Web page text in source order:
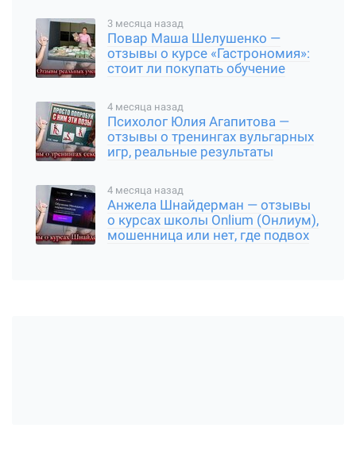
3 месяца назад
Повар Маша Шелушенко —
отзывы о курсе «Гастрономия»:
стоит ли покупать обучение
4 месяца назад
Психолог Юлия Агапитова —
отзывы о тренингах вульгарных
игр, реальные результаты
4 месяца назад
Анжела Шнайдерман — отзывы
о курсах школы Onlium (Онлиум),
мошенница или нет, где подвох